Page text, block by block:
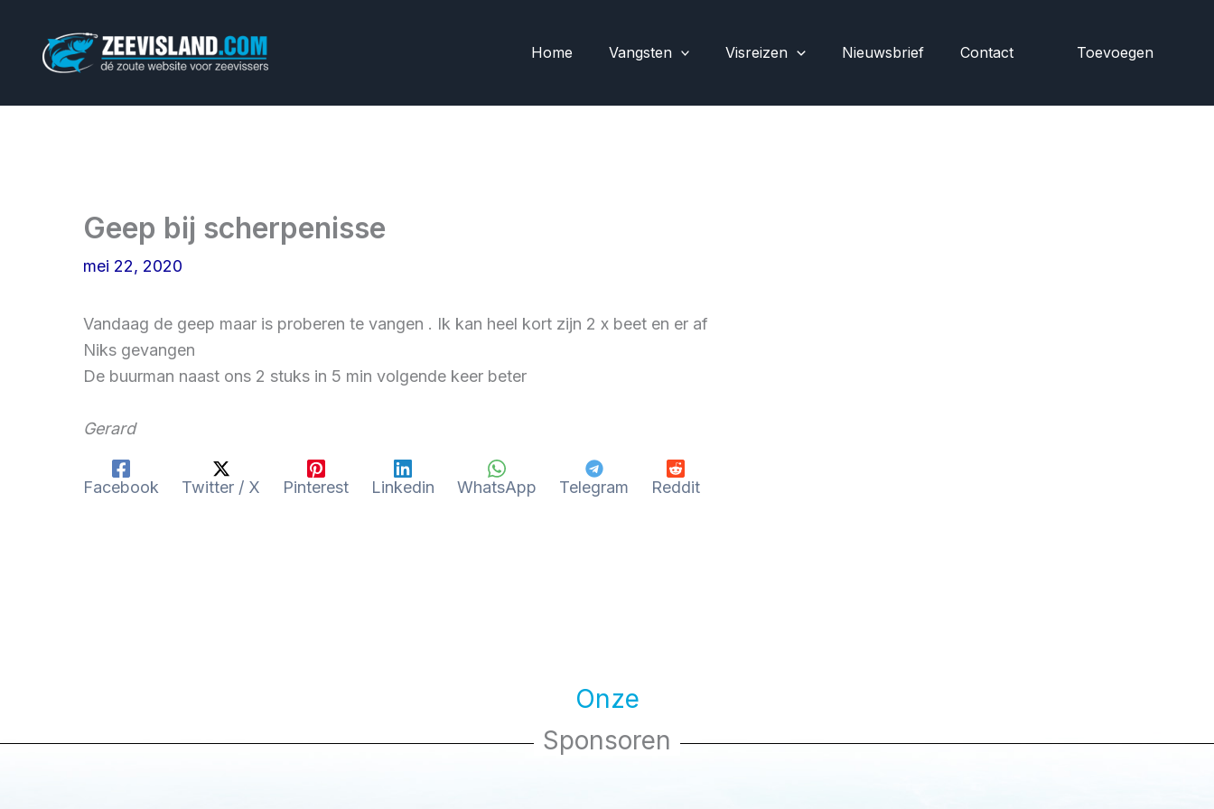
Home Vangsten Visreizen Nieuwsbrief Contact Toevoegen
Geep bij scherpenisse
mei 22, 2020
Vandaag de geep maar is proberen te vangen . Ik kan heel kort zijn 2 x beet en er af
Niks gevangen
De buurman naast ons 2 stuks in 5 min volgende keer beter
Gerard
Facebook Twitter / X Pinterest Linkedin WhatsApp Telegram Reddit
Onze
Sponsoren